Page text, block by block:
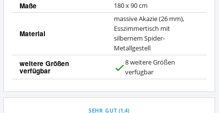
Maße 180 x 90 cm
Material
massive Akazie (26 mm),
Esszimmertisch mit
silbernem Spider-
Metallgestell
weitere Größen
verfügbar
a
8 weitere Größen
verfügbar
SEHR GUT (1,4)